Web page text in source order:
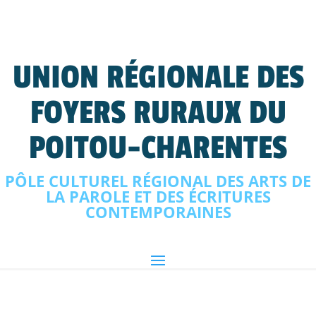
UNION RÉGIONALE DES
FOYERS RURAUX DU
POITOU-CHARENTES
PÔLE CULTUREL RÉGIONAL DES ARTS DE
LA PAROLE ET DES ÉCRITURES
CONTEMPORAINES